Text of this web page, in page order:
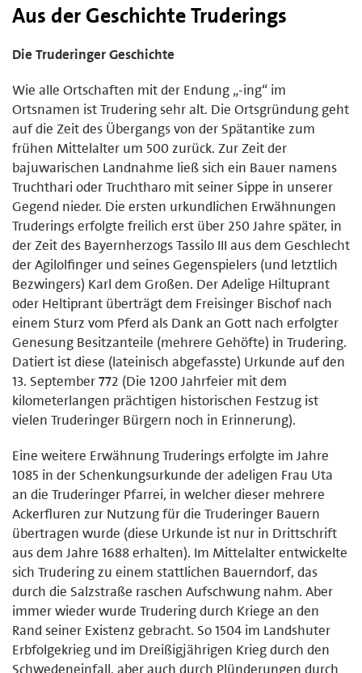
Aus der Geschichte Truderings
Die Truderinger Geschichte
Wie alle Ortschaften mit der Endung „-ing“ im
Ortsnamen ist Trudering sehr alt. Die Ortsgründung geht
auf die Zeit des Übergangs von der Spätantike zum
frühen Mittelalter um 500 zurück. Zur Zeit der
bajuwarischen Landnahme ließ sich ein Bauer namens
Truchthari oder Truchtharo mit seiner Sippe in unserer
Gegend nieder. Die ersten urkundlichen Erwähnungen
Truderings erfolgte freilich erst über 250 Jahre später, in
der Zeit des Bayernherzogs Tassilo III aus dem Geschlecht
der Agilolfinger und seines Gegenspielers (und letztlich
Bezwingers) Karl dem Großen. Der Adelige Hiltuprant
oder Heltiprant überträgt dem Freisinger Bischof nach
einem Sturz vom Pferd als Dank an Gott nach erfolgter
Genesung Besitzanteile (mehrere Gehöfte) in Trudering.
Datiert ist diese (lateinisch abgefasste) Urkunde auf den
13. September 772 (Die 1200 Jahrfeier mit dem
kilometerlangen prächtigen historischen Festzug ist
vielen Truderinger Bürgern noch in Erinnerung).
Eine weitere Erwähnung Truderings erfolgte im Jahre
1085 in der Schenkungsurkunde der adeligen Frau Uta
an die Truderinger Pfarrei, in welcher dieser mehrere
Ackerfluren zur Nutzung für die Truderinger Bauern
übertragen wurde (diese Urkunde ist nur in Drittschrift
aus dem Jahre 1688 erhalten). Im Mittelalter entwickelte
sich Trudering zu einem stattlichen Bauerndorf, das
durch die Salzstraße raschen Aufschwung nahm. Aber
immer wieder wurde Trudering durch Kriege an den
Rand seiner Existenz gebracht. So 1504 im Landshuter
Erbfolgekrieg und im Dreißigjährigen Krieg durch den
Schwedeneinfall, aber auch durch Plünderungen durch